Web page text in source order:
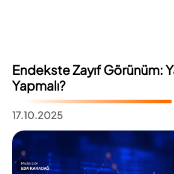
Endekste Zayıf Görünüm:
Yapmalı?
17.10.2025